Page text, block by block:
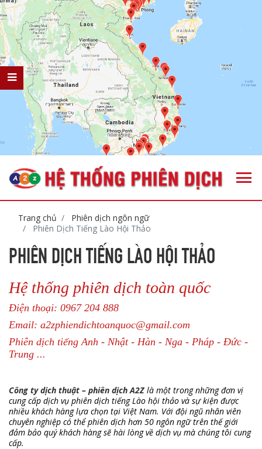
Trang chủ
Phiên dịch ngôn ngữ
Phiên Dịch Tiếng Lào Hội Thảo
PHIÊN DỊCH TIẾNG LÀO HỘI THẢO
Hệ thống phiên dịch toàn quốc
Điện thoại: 0967 204 888
Email: a2zphiendichtoanquoc@gmail.com
Phiên dịch tiếng Anh - Nhật - Hàn - Nga - Pháp - Đức -
Trung ...
Công ty dịch thuật – phiên dịch A2Z là một trong những đơn vị
cung cấp dịch vụ phiên dịch tiếng Lào hội thảo và sự kiện được
nhiều khách hàng lựa chọn tại Việt Nam. Với đội ngũ nhân viên
chuyên nghiệp có thể phiên dịch hơn 50 ngôn ngữ trên thế giới
đảm bảo quý khách hàng sẽ hài lòng về dịch vụ mà chúng tôi cung
cấp.